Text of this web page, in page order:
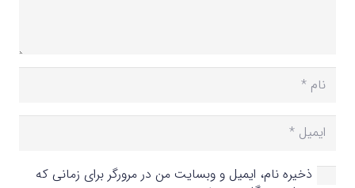
ذخیره نام، ایمیل و وبسایت من در مرورگر برای زمانی که